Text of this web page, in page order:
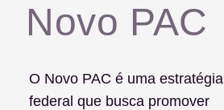
Novo PAC
O Novo PAC é uma estratégia
federal que busca promover